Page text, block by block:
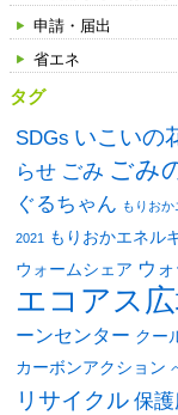
申請・届出
省エネ
タグ
SDGs いこいの
らせ ごみ ごみ
ぐるちゃん もりお
2021
もりおかエネル
ウォームシェア ウ
エコアス
ーンセンター クー
カーボンアクション
リサイクル 保護